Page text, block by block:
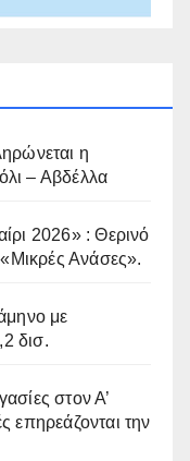
η
– Αβδέλλα
2026» : Θερινό
«Μικρές Ανάσες».
με
δισ.
στον Α’
επηρεάζονται την